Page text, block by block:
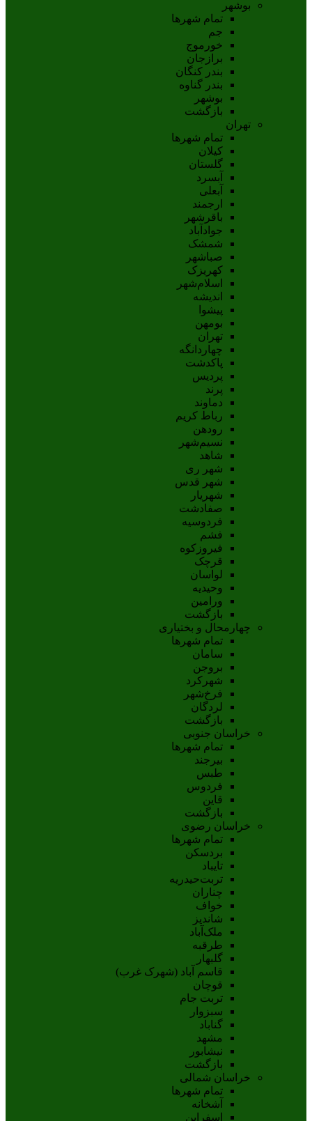
بوشهر
تمام شهر‌ها
جم
خورموج
برازجان
بندر کنگان
بندر گناوه
بوشهر
بازگشت
تهران
تمام شهر‌ها
کیلان
گلستان
آبسرد
آبعلی
ارجمند
باقرشهر
جوادآباد
شمشک
صباشهر
کهریزک
اسلام‌شهر
اندیشه
پيشوا
بومهن
تهران
چهاردانگه
پاکدشت
پردیس
پرند
دماوند
رباط کریم
رودهن
نسيم‌شهر
شاهد
شهر ری
شهر قدس
شهریار
صفادشت
فردوسیه
فشم
فیروزکوه
قرچک
لواسان
وحیدیه
ورامین
بازگشت
چهارمحال و بختیاری
تمام شهر‌ها
سامان
بروجن
شهرکرد
فرخ‌شهر
لردگان
بازگشت
خراسان جنوبی
تمام شهر‌ها
بيرجند
طبس
فردوس
قاين
بازگشت
خراسان رضوی
تمام شهر‌ها
بردسکن
تایباد
تربت‌حیدریه
چناران
خواف
شاندیز
ملک‌آباد
طرقبه
گلبهار
قاسم آباد (شهرک غرب)
قوچان
تربت جام
سبزوار
گناباد
مشهد
نيشابور
بازگشت
خراسان شمالی
تمام شهر‌ها
آشخانه
اسفراين